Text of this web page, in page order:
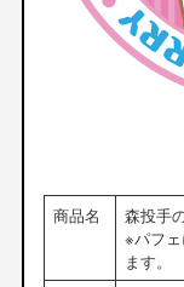
商品名
森投手
※パフ
ます。